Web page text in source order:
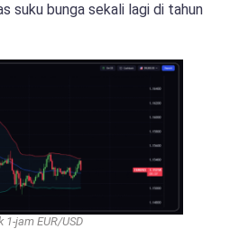
suku bunga sekali lagi di tahun
1-jam EUR/USD